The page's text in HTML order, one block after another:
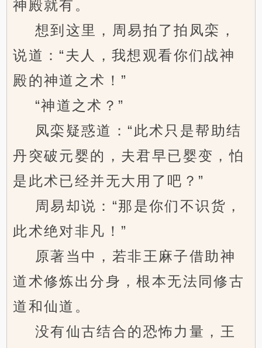
神殿就有。
想到这里，周易拍了拍凤栾，
说道：“夫人，我想观看你们战神
殿的神道之术！”
“神道之术？”
凤栾疑惑道：“此术只是帮助结
丹突破元婴的，夫君早已婴变，怕
是此术已经并无大用了吧？”
周易却说：“那是你们不识货，
此术绝对非凡！”
原著当中，若非王麻子借助神
道术修炼出分身，根本无法同修古
道和仙道。
没有仙古结合的恐怖力量，王